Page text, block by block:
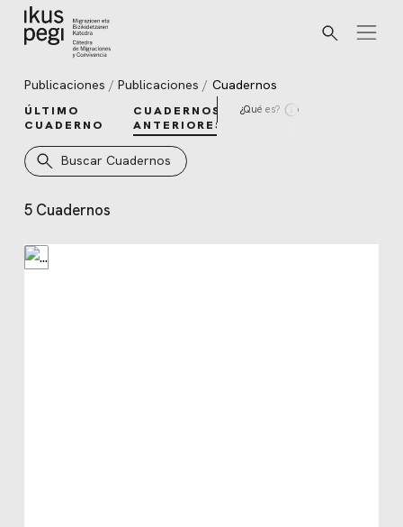
Ir directamente al contenido
Buscar
Publicaciones Publicaciones Cuadernos
ÚLTIMO
CUADERNO
CUADERNOS
ANTERIORES
¿Qué es?
Buscar Cuadernos
5 Cuadernos
Cuadernos